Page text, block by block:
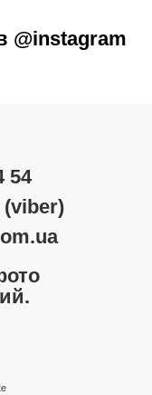
@instagram
54
(viber)